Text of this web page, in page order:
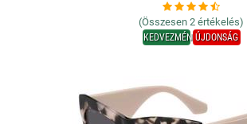
(Összesen 2 értékelés)
KEDVEZMÉNYÚJDONSÁG